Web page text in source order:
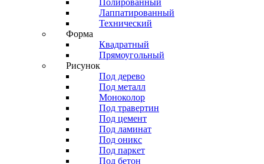
Полированный
Лаппатированный
Технический
Форма
Квадратный
Прямоугольный
Рисунок
Под дерево
Под металл
Моноколор
Под травертин
Под цемент
Под ламинат
Под оникс
Под паркет
Под бетон